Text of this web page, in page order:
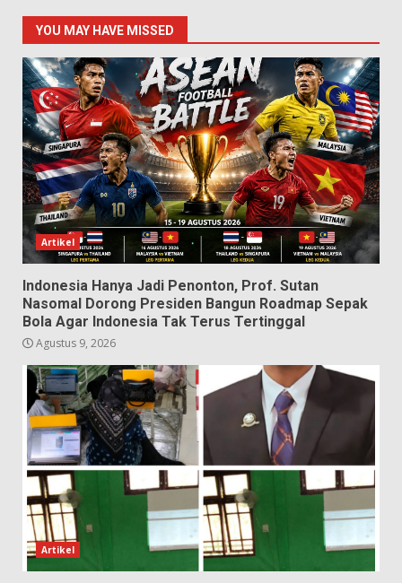
YOU MAY HAVE MISSED
Artikel
Indonesia Hanya Jadi Penonton, Prof. Sutan
Nasomal Dorong Presiden Bangun Roadmap Sepak
Bola Agar Indonesia Tak Terus Tertinggal
Agustus 9, 2026
Artikel